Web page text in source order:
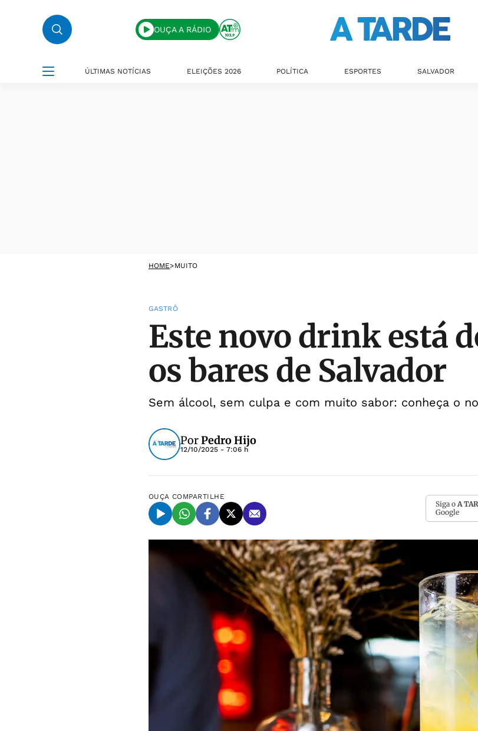
OUÇA A RÁDIO
ÚLTIMAS NOTÍCIAS ELEIÇÕES 2026 POLÍTICA ESPORTES SALVADOR
HOME>MUITO
GASTRÔ
Este novo drink está
os bares de Salvador
Sem álcool, sem culpa e com muito sabor: conheça o
PorPedro Hijo
12/10/2025 - 7:06 h
OUÇA COMPARTILHE
Siga o A
Google